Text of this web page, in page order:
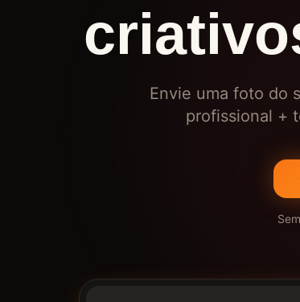
Envie uma foto do
profissional +